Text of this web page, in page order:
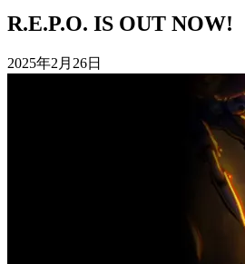
R.E.P.O. IS OUT NOW!
2025年2月26日